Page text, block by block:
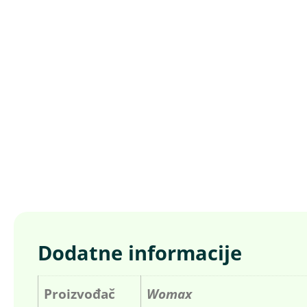
Dodatne informacije
Proizvođač Womax